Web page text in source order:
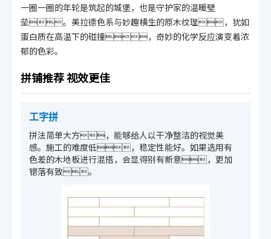
一圈一圈的年轮是筑起的城堡，也是守护家的温暖壁
垒。美拉德色系与妙趣横生的原木纹理，犹如
蛋白质在高温下的碰撞，奇妙的化学反应演变着浓
郁的色彩。
拼铺推荐 视效更佳
工字拼
拼法简单大方，能够给人以干净整洁的视觉美
感。施工的难度低，稳定性能好。如果选用有
色差的木地板进行混搭，会显得别有新意，更加
错落有致。